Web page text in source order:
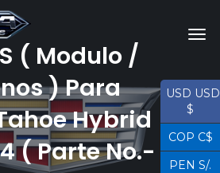
( Modulo /
) Para
Hybrid
( Parte No.-
USD USD
$
COP C$
PEN S/.